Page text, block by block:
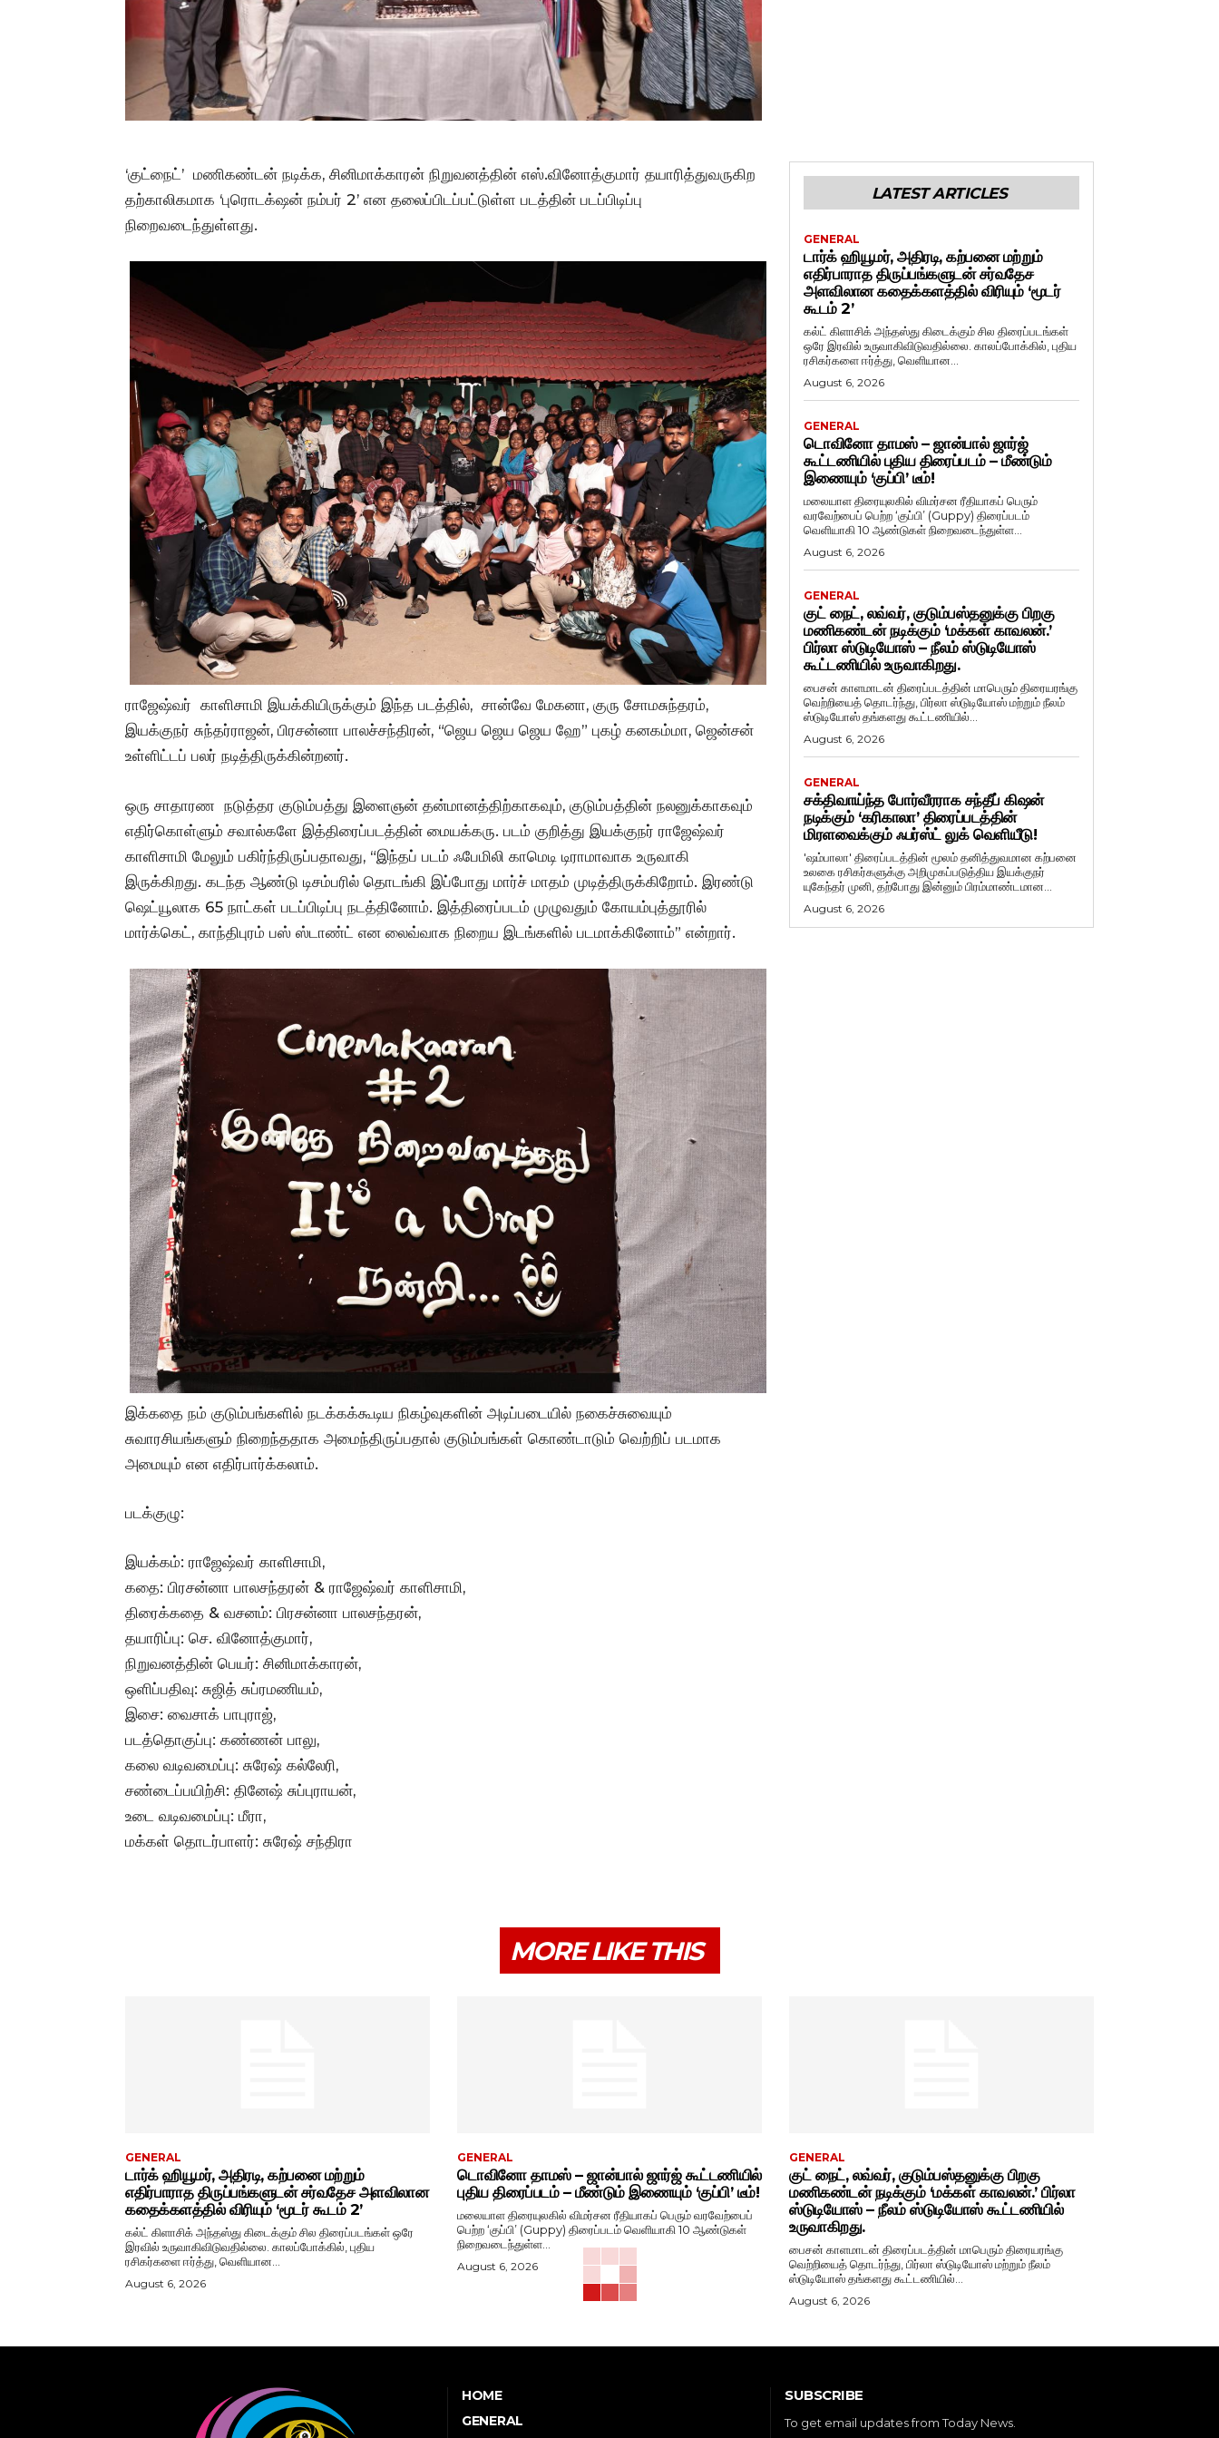
‘குட்நைட்’ மணிகண்டன் நடிக்க, சினிமாக்காரன் நிறுவனத்தின் எஸ்.வினோத்குமார் தயாரித்துவருகிற
தற்காலிகமாக ‘புரொடக்‌ஷன் நம்பர் 2’ என தலைப்பிடப்பட்டுள்ள படத்தின் படப்பிடிப்பு
நிறைவடைந்துள்ளது.
ராஜேஷ்வர் காளிசாமி இயக்கியிருக்கும் இந்த படத்தில், சான்வே மேகனா, குரு சோமசுந்தரம்,
இயக்குநர் சுந்தர்ராஜன், பிரசன்னா பாலச்சந்திரன், “ஜெய ஜெய ஜெய ஹே” புகழ் கனகம்மா, ஜென்சன்
உள்ளிட்டப் பலர் நடித்திருக்கின்றனர்.
ஒரு சாதாரண நடுத்தர குடும்பத்து இளைஞன் தன்மானத்திற்காகவும், குடும்பத்தின் நலனுக்காகவும்
எதிர்கொள்ளும் சவால்களே இத்திரைப்படத்தின் மையக்கரு. படம் குறித்து இயக்குநர் ராஜேஷ்வர்
காளிசாமி மேலும் பகிர்ந்திருப்பதாவது, “இந்தப் படம் ஃபேமிலி காமெடி டிராமாவாக உருவாகி
இருக்கிறது. கடந்த ஆண்டு டிசம்பரில் தொடங்கி இப்போது மார்ச் மாதம் முடித்திருக்கிறோம். இரண்டு
ஷெட்யூலாக 65 நாட்கள் படப்பிடிப்பு நடத்தினோம். இத்திரைப்படம் முழுவதும் கோயம்புத்தூரில்
மார்க்கெட், காந்திபுரம் பஸ் ஸ்டாண்ட் என லைவ்வாக நிறைய இடங்களில் படமாக்கினோம்” என்றார்.
இக்கதை நம் குடும்பங்களில் நடக்கக்கூடிய நிகழ்வுகளின் அடிப்படையில் நகைச்சுவையும்
சுவாரசியங்களும் நிறைந்ததாக அமைந்திருப்பதால் குடும்பங்கள் கொண்டாடும் வெற்றிப் படமாக
அமையும் என எதிர்பார்க்கலாம்.
படக்குழு:
இயக்கம்: ராஜேஷ்வர் காளிசாமி,
கதை: பிரசன்னா பாலசந்தரன் & ராஜேஷ்வர் காளிசாமி,
திரைக்கதை & வசனம்: பிரசன்னா பாலசந்தரன்,
தயாரிப்பு: செ. வினோத்குமார்,
நிறுவனத்தின் பெயர்: சினிமாக்காரன்,
ஒளிப்பதிவு: சுஜித் சுப்ரமணியம்,
இசை: வைசாக் பாபுராஜ்,
படத்தொகுப்பு: கண்ணன் பாலு,
கலை வடிவமைப்பு: சுரேஷ் கல்லேரி,
சண்டைப்பயிற்சி: தினேஷ் சுப்புராயன்,
உடை வடிவமைப்பு: மீரா,
மக்கள் தொடர்பாளர்: சுரேஷ் சந்திரா
LATEST ARTICLES
GENERAL
டார்க் ஹியூமர், அதிரடி, கற்பனை மற்றும்
எதிர்பாராத திருப்பங்களுடன் சர்வதேச
அளவிலான கதைக்களத்தில் விரியும் ‘மூடர்
கூடம் 2’
கல்ட் கிளாசிக் அந்தஸ்து கிடைக்கும் சில திரைப்படங்கள்
ஒரே இரவில் உருவாகிவிடுவதில்லை. காலப்போக்கில், புதிய
ரசிகர்களை ஈர்த்து, வெளியான...
August 6, 2026
GENERAL
டொவினோ தாமஸ் – ஜான்பால் ஜார்ஜ்
கூட்டணியில் புதிய திரைப்படம் – மீண்டும்
இணையும் ‘குப்பி’ டீம்!
மலையாள திரையுலகில் விமர்சன ரீதியாகப் பெரும்
வரவேற்பைப் பெற்ற ‘குப்பி’ (Guppy) திரைப்படம்
வெளியாகி 10 ஆண்டுகள் நிறைவடைந்துள்ள...
August 6, 2026
GENERAL
குட் நைட், லவ்வர், குடும்பஸ்தனுக்கு பிறகு
மணிகண்டன் நடிக்கும் ‘மக்கள் காவலன்.’
பிர்லா ஸ்டுடியோஸ் – நீலம் ஸ்டுடியோஸ்
கூட்டணியில் உருவாகிறது.
பைசன் காளமாடன் திரைப்படத்தின் மாபெரும் திரையரங்கு
வெற்றியைத் தொடர்ந்து, பிர்லா ஸ்டுடியோஸ் மற்றும் நீலம்
ஸ்டுடியோஸ் தங்களது கூட்டணியில்...
August 6, 2026
GENERAL
சக்திவாய்ந்த போர்வீரராக சந்தீப் கிஷன்
நடிக்கும் ‘கரிகாலா’ திரைப்படத்தின்
மிரளவைக்கும் ஃபர்ஸ்ட் லுக் வெளியீடு!
'ஷம்பாலா' திரைப்படத்தின் மூலம் தனித்துவமான கற்பனை
உலகை ரசிகர்களுக்கு அறிமுகப்படுத்திய இயக்குநர்
யுகேந்தர் முனி, தற்போது இன்னும் பிரம்மாண்டமான...
August 6, 2026
MORE LIKE THIS
GENERAL
டார்க் ஹியூமர், அதிரடி, கற்பனை மற்றும்
எதிர்பாராத திருப்பங்களுடன் சர்வதேச அளவிலான
கதைக்களத்தில் விரியும் ‘மூடர் கூடம் 2’
கல்ட் கிளாசிக் அந்தஸ்து கிடைக்கும் சில திரைப்படங்கள் ஒரே
இரவில் உருவாகிவிடுவதில்லை. காலப்போக்கில், புதிய
ரசிகர்களை ஈர்த்து, வெளியான...
August 6, 2026
GENERAL
டொவினோ தாமஸ் – ஜான்பால் ஜார்ஜ் கூட்டணியில்
புதிய திரைப்படம் – மீண்டும் இணையும் ‘குப்பி’ டீம்!
மலையாள திரையுலகில் விமர்சன ரீதியாகப் பெரும் வரவேற்பைப்
பெற்ற ‘குப்பி’ (Guppy) திரைப்படம் வெளியாகி 10 ஆண்டுகள்
நிறைவடைந்துள்ள...
August 6, 2026
GENERAL
குட் நைட், லவ்வர், குடும்பஸ்தனுக்கு பிறகு
மணிகண்டன் நடிக்கும் ‘மக்கள் காவலன்.’ பிர்லா
ஸ்டுடியோஸ் – நீலம் ஸ்டுடியோஸ் கூட்டணியில்
உருவாகிறது.
பைசன் காளமாடன் திரைப்படத்தின் மாபெரும் திரையரங்கு
வெற்றியைத் தொடர்ந்து, பிர்லா ஸ்டுடியோஸ் மற்றும் நீலம்
ஸ்டுடியோஸ் தங்களது கூட்டணியில்...
August 6, 2026
HOME
GENERAL
SUBSCRIBE
To get email updates from Today News.